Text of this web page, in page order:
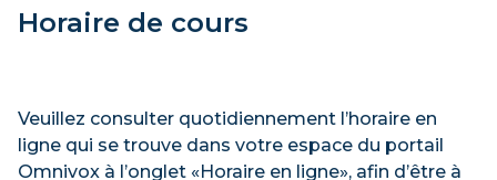
Horaire de cours
Veuillez consulter quotidiennement l’horaire en
ligne qui se trouve dans votre espace du portail
Omnivox à l’onglet «Horaire en ligne», afin d’être à